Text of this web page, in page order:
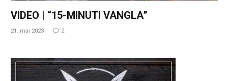
VIDEO | “15-MINUTI VANGLA”
21. mai 2023 2